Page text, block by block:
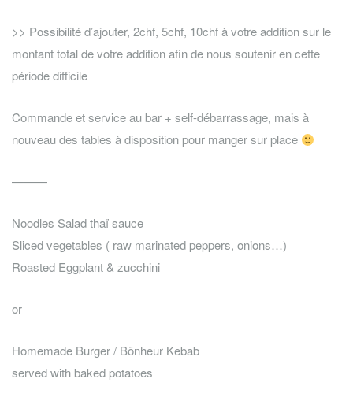
>> Possibilité d’ajouter, 2chf, 5chf, 10chf à votre addition sur le
montant total de votre addition afin de nous soutenir en cette
période difficile
Commande et service au bar + self-débarrassage, mais à
nouveau des tables à disposition pour manger sur place
———
Noodles Salad thaï sauce
Sliced vegetables ( raw marinated peppers, onions…)
Roasted Eggplant & zucchini
or
Homemade Burger / Bönheur Kebab
served with baked potatoes